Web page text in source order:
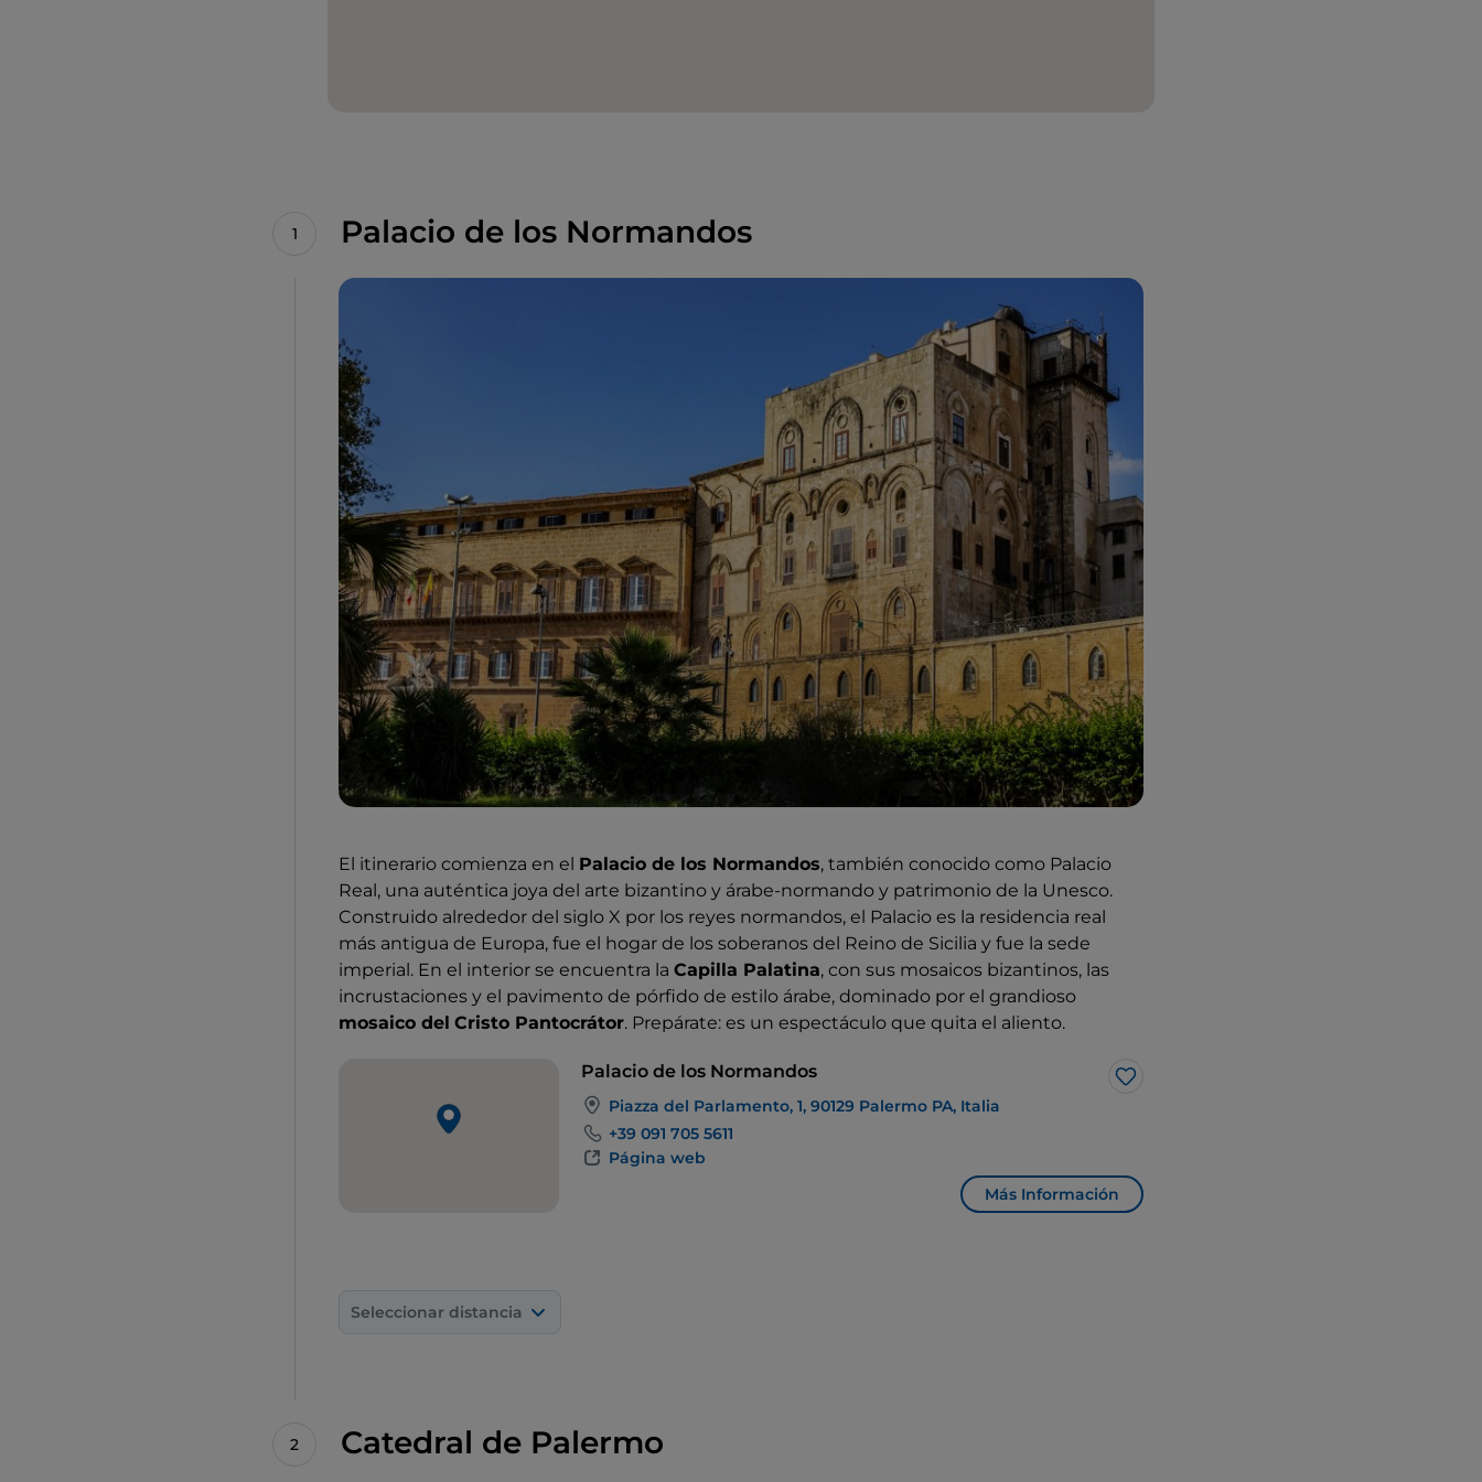
Palacio de los Normandos
El itinerario comienza en el Palacio de los Normandos, también conocido como Palacio
Real, una auténtica joya del arte bizantino y árabe-normando y patrimonio de la Unesco.
Construido alrededor del siglo X por los reyes normandos, el Palacio es la residencia real
más antigua de Europa, fue el hogar de los soberanos del Reino de Sicilia y fue la sede
imperial. En el interior se encuentra la Capilla Palatina, con sus mosaicos bizantinos, las
incrustaciones y el pavimento de pórfido de estilo árabe, dominado por el grandioso
mosaico del Cristo Pantocrátor. Prepárate: es un espectáculo que quita el aliento.
Palacio de los Normandos
Me gusta
Piazza del Parlamento, 1, 90129 Palermo PA, Italia
+39 091 705 5611
Página web
Más Información
Seleccionar distancia
Catedral de Palermo